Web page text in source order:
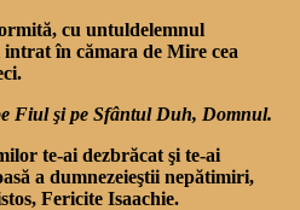
cu untuldelemnul
în cămara de Mire cea
Fiul şi pe Sfântul Duh, Domnul.
te-ai dezbrăcat şi te-ai
a dumnezeieştii nepătimiri,
Fericite Isaachie.